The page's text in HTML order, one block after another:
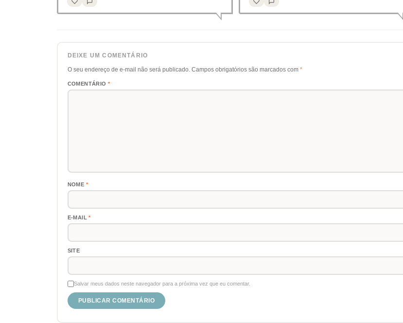
DEIXE UM COMENTÁRIO
O seu endereço de e-mail não será publicado. Campos obrigatórios são marcados com *
COMENTÁRIO *
NOME *
E-MAIL*
SITE
Salvar meus dados neste navegador para a próxima vez que eu comentar.